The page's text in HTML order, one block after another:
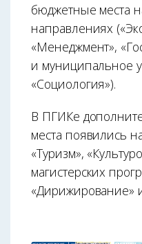
бюджетные места
направлениях
«Менеджмент»,
и муниципальное
«Социология»).
В ПГИКе
места появились
«Туризм»,
магистерских
«Дирижирование»